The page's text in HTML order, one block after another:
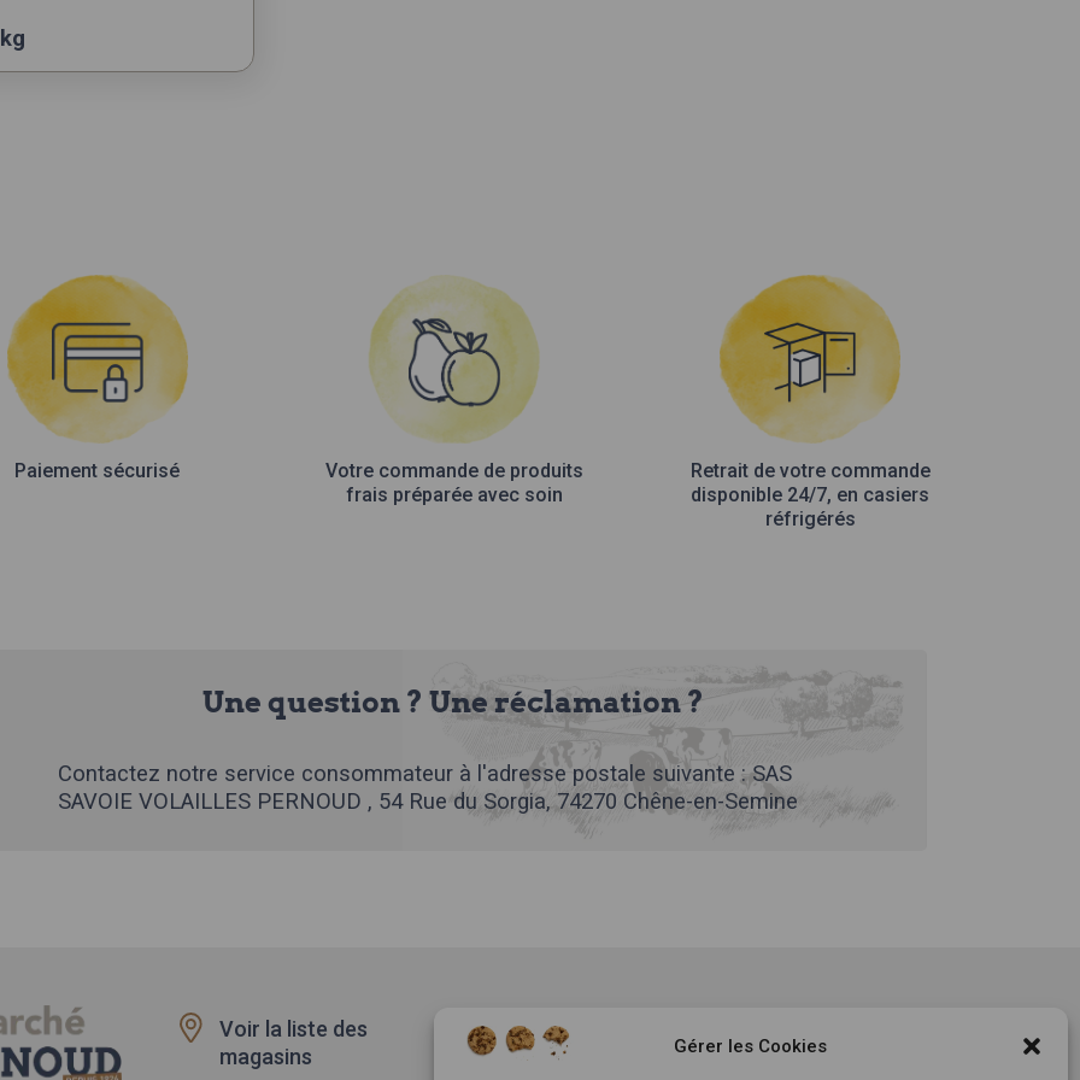
Gérer les Cookies
Paiement sécurisé
Votre commande de produits
frais préparée avec soin
Retrait de votre commande
disponible 24/7, en casiers
réfrigérés
Une question ? Une réclamation ?
Contactez notre service consommateur à l'adresse postale suivante : SAS
SAVOIE VOLAILLES PERNOUD , 54 Rue du Sorgia, 74270 Chêne-en-Semine
Voir la liste des
magasins
Recrutement
Rappels